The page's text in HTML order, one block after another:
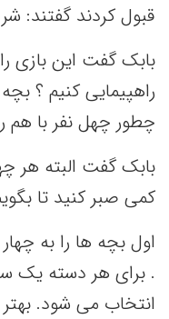
قبول کردند گفتند:
بابک گفت این بازی
راهپیمایی کنیم ؟
چطور چهل نفر با هم
بابک گفت البته هر
کمی صبر کنید تا
اول بچه ها را به
. برای هر دسته یک
انتخاب می شود.